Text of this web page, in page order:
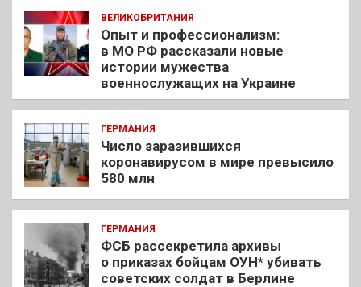
ВЕЛИКОБРИТАНИЯ
Опыт и профессионализм:
в МО РФ рассказали новые
истории мужества
военнослужащих на Украине
ГЕРМАНИЯ
Число заразившихся
коронавирусом в мире превысило
580 млн
ГЕРМАНИЯ
ФСБ рассекретила архивы
о приказах бойцам ОУН* убивать
советских солдат в Берлине